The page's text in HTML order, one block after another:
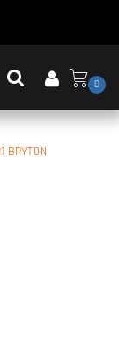
0
BRYTON